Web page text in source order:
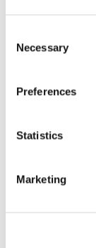
Selection
Necessary
Preferences
Statistics
Marketing